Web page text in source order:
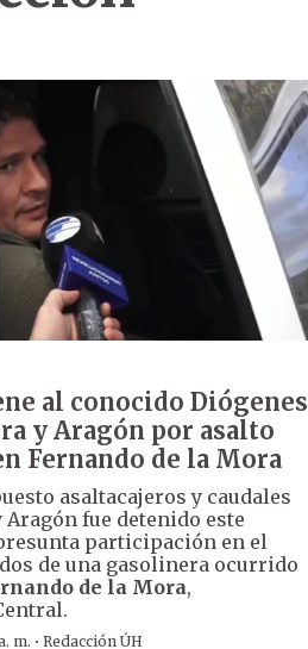
al conocido Diógenes
y Aragón por asalto
Fernando de la Mora
asaltacajeros y caudales
Aragón fue detenido este
participación en el
de una gasolinera ocurrido
de la Mora,
m. ·Redacción ÚH